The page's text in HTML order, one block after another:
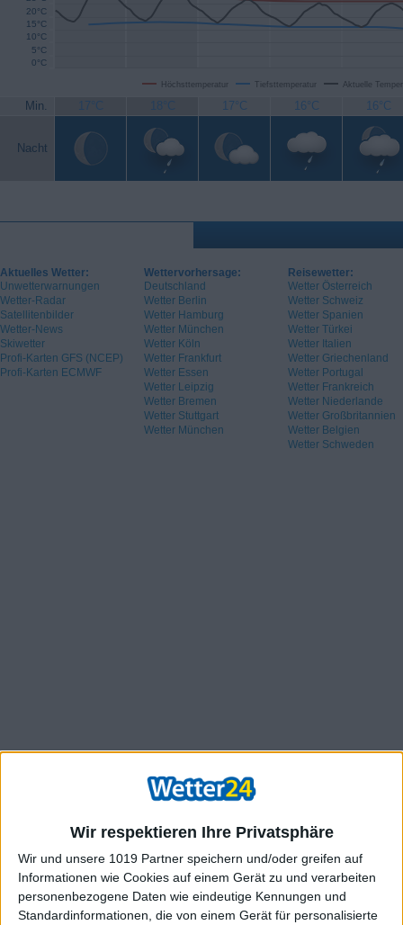
Wir respektieren Ihre Privatsphäre
Wir und unsere 1019 Partner speichern und/oder greifen auf
Informationen wie Cookies auf einem Gerät zu und verarbeiten
personenbezogene Daten wie eindeutige Kennungen und
Standardinformationen, die von einem Gerät für personalisierte
Höchsttemperatur Tiefsttemperatur Aktuelle
0°C
5°C
10°C
15°C
20°C
Min. 17°C 18°C 17°C 16°C 16°C
Nacht
Aktuelles Wetter:
Unwetterwarnungen
Wetter-Radar
Satellitenbilder
Wetter-News
Skiwetter
Profi-Karten GFS (NCEP)
Profi-Karten ECMWF
Wettervorhersage:
Deutschland
Wetter Berlin
Wetter Hamburg
Wetter München
Wetter Köln
Wetter Frankfurt
Wetter Essen
Wetter Leipzig
Wetter Bremen
Wetter Stuttgart
Wetter München
Reisewetter:
Wetter Österreich
Wetter Schweiz
Wetter Spanien
Wetter Türkei
Wetter Italien
Wetter Griechenland
Wetter Portugal
Wetter Frankreich
Wetter Niederlande
Wetter Großbritannien
Wetter Belgien
Wetter Schweden